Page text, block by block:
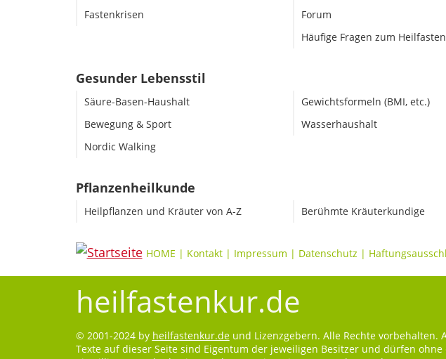
Fastenkrisen
Forum
Häufige Fragen zum Heilfasten
Gesunder Lebensstil
Säure-Basen-Haushalt
Bewegung & Sport
Nordic Walking
Gewichtsformeln (BMI, etc.)
Wasserhaushalt
Pflanzenheilkunde
Heilpflanzen und Kräuter von A-Z Berühmte Kräuterkundige
HOME | Kontakt| Impressum | Datenschutz |
heilfastenkur.de
© 2001-2024 by heilfastenkur.deund Lizenzgebern. Alle Rechte vorbehalten.
Texte auf dieser Seite sind Eigentum der jeweiligen Besitzer und dürfen ohne